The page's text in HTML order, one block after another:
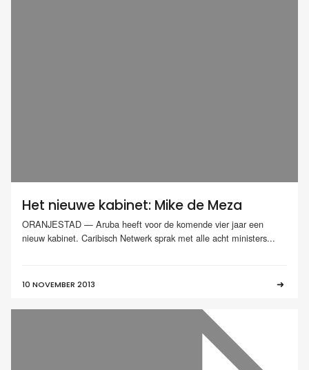
Het nieuwe kabinet: Mike de Meza
ORANJESTAD — Aruba heeft voor de komende vier jaar een
nieuw kabinet. Caribisch Netwerk sprak met alle acht ministers...
10 NOVEMBER 2013